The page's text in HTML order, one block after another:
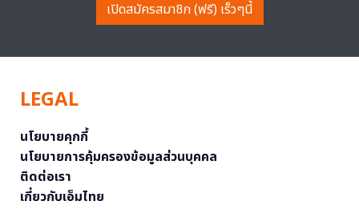
เปิดสมัครสมาชิก (ฟรี) เร็วๆนี้
LEGAL
นโยบายคุกกี้
นโยบายการคุ้มครองข้อมูลส่วนบุคคล
ติดต่อเรา
เกี่ยวกับเอ็มไทย